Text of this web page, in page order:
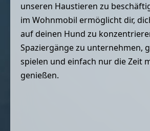
unseren Haustieren zu
im Wohnmobil ermöglicht dir,
auf deinen Hund zu
Spaziergänge zu unternehmen,
spielen und einfach nur die Zeit
genießen.